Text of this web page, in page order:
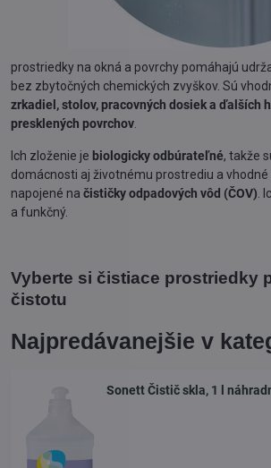
prostriedky na okná a povrchy pomáhajú
bez zbytočných chemických zvyškov. Sú
zrkadiel, stolov, pracovných dosiek a ďalších
presklených povrchov
Ich zloženie je biologicky odbúrateľné, takže
domácnosti aj životnému prostrediu a
napojené na čističky odpadových vôd (ČOV) .
a funkčný.
Vyberte si čistiace prostriedky
čistotu
Najpredávanejšie v
Sonett Čistič skla, 1 l